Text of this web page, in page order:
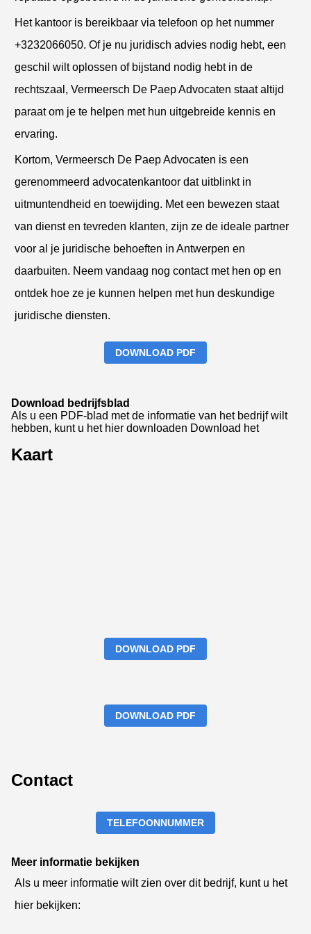
Het kantoor is bereikbaar via telefoon op het nummer
+3232066050. Of je nu juridisch advies nodig hebt, een
geschil wilt oplossen of bijstand nodig hebt in de
rechtszaal, Vermeersch De Paep Advocaten staat altijd
paraat om je te helpen met hun uitgebreide kennis en
ervaring.
Kortom, Vermeersch De Paep Advocaten is een
gerenommeerd advocatenkantoor dat uitblinkt in
uitmuntendheid en toewijding. Met een bewezen staat
van dienst en tevreden klanten, zijn ze de ideale partner
voor al je juridische behoeften in Antwerpen en
daarbuiten. Neem vandaag nog contact met hen op en
ontdek hoe ze je kunnen helpen met hun deskundige
juridische diensten.
DOWNLOAD PDF
Download bedrijfsblad
Als u een PDF-blad met de informatie van het bedrijf wilt
hebben, kunt u het hier downloaden Download het
Kaart
DOWNLOAD PDF
DOWNLOAD PDF
Contact
TELEFOONNUMMER
Meer informatie bekijken
Als u meer informatie wilt zien over dit bedrijf, kunt u het
hier bekijken: